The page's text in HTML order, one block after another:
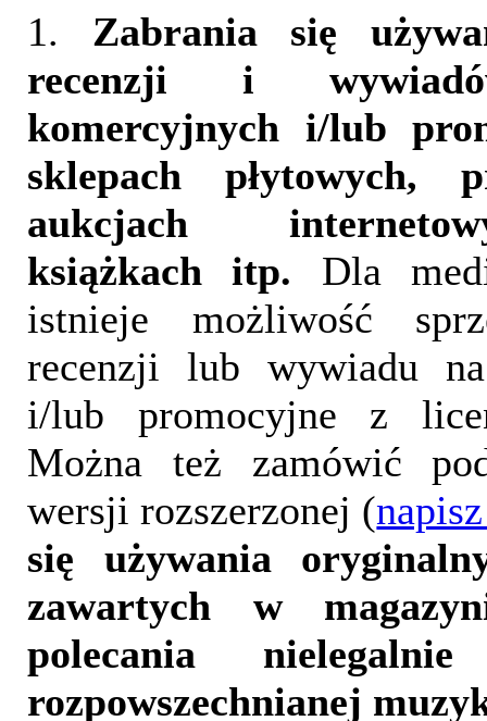
1. Zabrania się
recenzji i
komercyjnych i/lub
sklepach płytowych,
aukcjach
książkach itp. Dla
istnieje możliwość
recenzji lub wywiadu
i/lub promocyjne z
Można też zamówić
wersji rozszerzonej (
się używania
zawartych w
polecania
rozpowszechnianej